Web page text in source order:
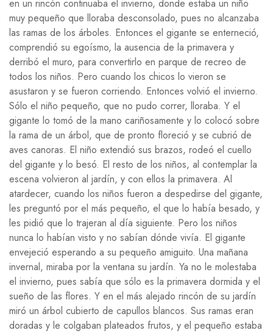
en un rincón continuaba el invierno, donde estaba un niño
muy pequeño que lloraba desconsolado, pues no alcanzaba
las ramas de los árboles. Entonces el gigante se enterneció,
comprendió su egoísmo, la ausencia de la primavera y
derribó el muro, para convertirlo en parque de recreo de
todos los niños. Pero cuando los chicos lo vieron se
asustaron y se fueron corriendo. Entonces volvió el invierno.
Sólo el niño pequeño, que no pudo correr, lloraba. Y el
gigante lo tomó de la mano cariñosamente y lo colocó sobre
la rama de un árbol, que de pronto floreció y se cubrió de
aves canoras. El niño extendió sus brazos, rodeó el cuello
del gigante y lo besó. El resto de los niños, al contemplar la
escena volvieron al jardín, y con ellos la primavera. Al
atardecer, cuando los niños fueron a despedirse del gigante,
les preguntó por el más pequeño, el que lo había besado, y
les pidió que lo trajeran al día siguiente. Pero los niños
nunca lo habían visto y no sabían dónde vivía. El gigante
envejeció esperando a su pequeño amiguito. Una mañana
invernal, miraba por la ventana su jardín. Ya no le molestaba
el invierno, pues sabía que sólo es la primavera dormida y el
sueño de las flores. Y en el más alejado rincón de su jardín
miró un árbol cubierto de capullos blancos. Sus ramas eran
doradas y le colgaban plateados frutos, y el pequeño estaba